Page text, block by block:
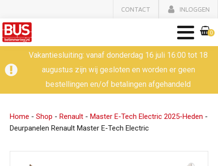
CONTACT INLOGGEN
0
Vakantiesluiting: vanaf donderdag 16 juli 16:00 tot 18
augustus zijn wij gesloten en worden er geen
bestellingen en/of betalingen afgehandeld
Home - Shop - Renault - Master E-Tech Electric 2025-Heden -
Deurpanelen Renault Master E-Tech Electric